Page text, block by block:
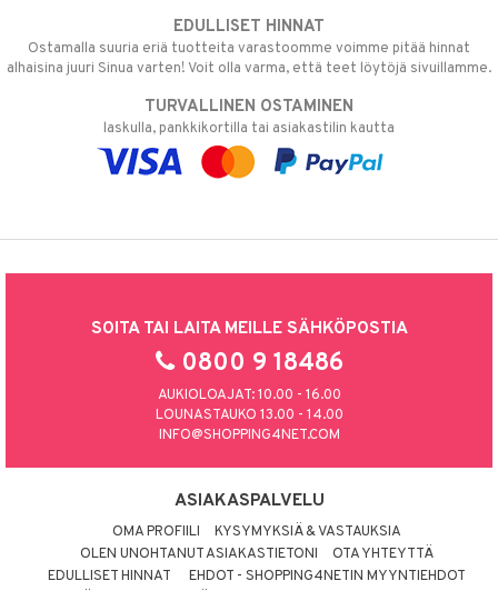
EDULLISET HINNAT
Ostamalla suuria eriä tuotteita varastoomme voimme pitää hinnat
alhaisina juuri Sinua varten! Voit olla varma, että teet löytöjä sivuillamme.
TURVALLINEN OSTAMINEN
laskulla, pankkikortilla tai asiakastilin kautta
SOITA TAI LAITA MEILLE SÄHKÖPOSTIA
0800 9 18486
AUKIOLOAJAT: 10.00 - 16.00
LOUNASTAUKO 13.00 - 14.00
INFO@SHOPPING4NET.COM
ASIAKASPALVELU
OMA PROFIILI
KYSYMYKSIÄ & VASTAUKSIA
OLEN UNOHTANUT ASIAKASTIETONI
OTA YHTEYTTÄ
EDULLISET HINNAT
EHDOT - SHOPPING4NETIN MYYNTIEHDOT